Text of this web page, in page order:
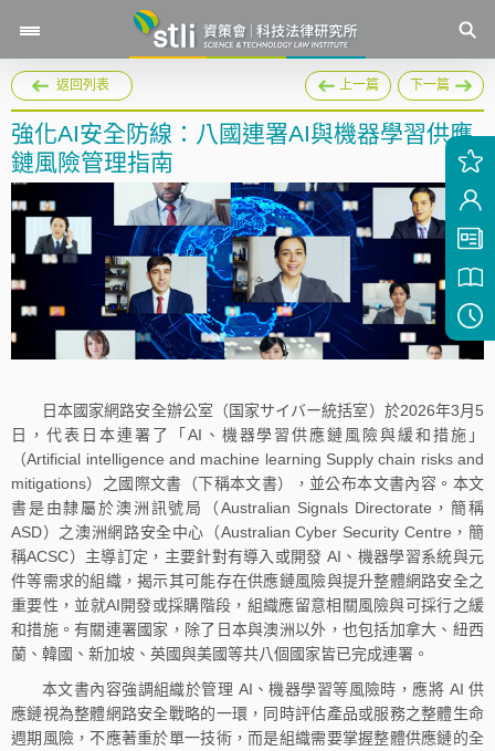
返回列表 上一篇 下一篇
強化AI安全防線：八國連署AI與機器學習供應
鏈風險管理指南
日本國家網路安全辦公室（国家サイバー統括室）於2026年3月5
日，代表日本連署了「AI、機器學習供應鏈風險與緩和措施」
（Artificial intelligence and machine learning Supply chain risks and
mitigations）之國際文書（下稱本文書），並公布本文書內容。本文
書是由隸屬於澳洲訊號局（Australian Signals Directorate，簡稱
ASD）之澳洲網路安全中心（Australian Cyber Security Centre，簡
稱ACSC）主導訂定，主要針對有導入或開發 AI、機器學習系統與元
件等需求的組織，揭示其可能存在供應鏈風險與提升整體網路安全之
重要性，並就AI開發或採購階段，組織應留意相關風險與可採行之緩
和措施。有關連署國家，除了日本與澳洲以外，也包括加拿大、紐西
蘭、韓國、新加坡、英國與美國等共八個國家皆已完成連署。
本文書內容強調組織於管理 AI、機器學習等風險時，應將 AI 供
應鏈視為整體網路安全戰略的一環，同時評估產品或服務之整體生命
週期風險，不應著重於單一技術，而是組織需要掌握整體供應鏈的全